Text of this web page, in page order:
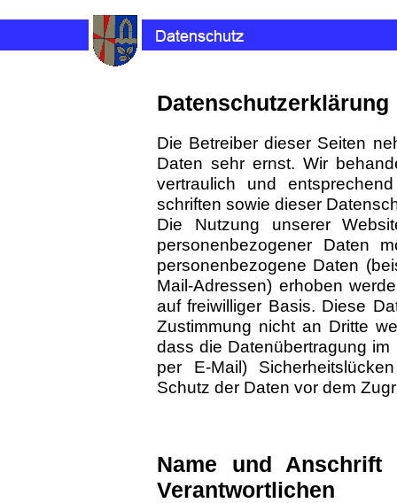
Datenschutzerklärung
Die Betreiber dieser Seiten
Daten sehr ernst. Wir
vertraulich und
schriften sowie dieser
Die Nutzung unserer
personenbezogener Daten
personenbezogene Daten
Mail-Adressen) erhoben
auf freiwilliger Basis. Diese
Zustimmung nicht an Dritte
dass die Datenübertragung
per E-Mail)
Schutz der Daten vor dem
Name und
Verantwortlichen